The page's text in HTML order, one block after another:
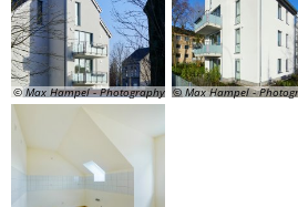
© Max Hampel - Photography © Max Hampel -